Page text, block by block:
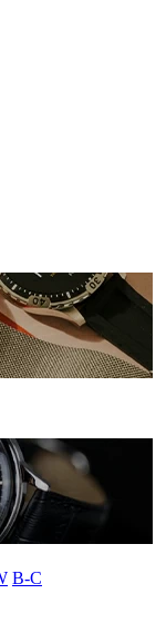
В-С